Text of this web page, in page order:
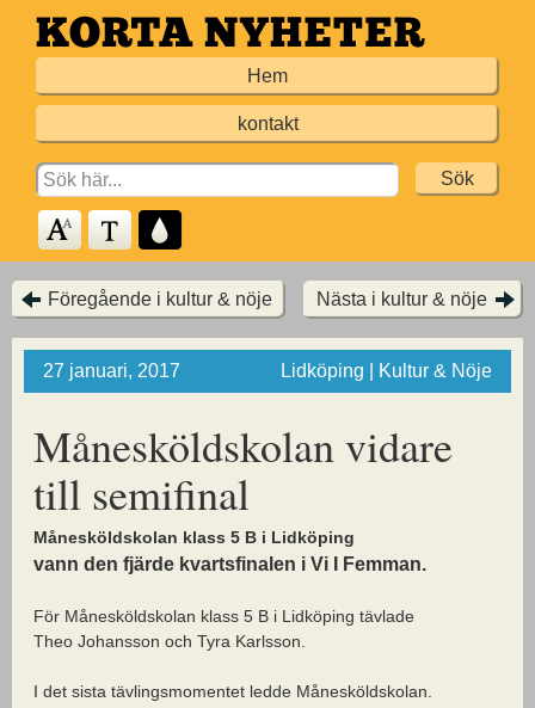
Hoppa
till
Hem
kontakt
Search
for:
Föregående i kultur & nöje Nästa i kultur & nöje
27 januari, 2017 Lidköping | Kultur & Nöje
Månesköldskolan vidare
till semifinal
Månesköldskolan klass 5 B i Lidköping
vann den fjärde kvartsfinalen i Vi I Femman.
För Månesköldskolan klass 5 B i Lidköping tävlade
Theo Johansson och Tyra Karlsson.
I det sista tävlingsmomentet ledde Månesköldskolan.